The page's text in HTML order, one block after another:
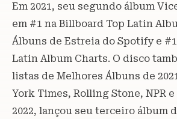
Em 2021, seu segundo álbum
em #1 na Billboard Top Latin
Álbuns de Estreia do Spotify e
Latin Album Charts. O disco
listas de Melhores Álbuns de
York Times, Rolling Stone, NPR
2022, lançou seu terceiro álbum